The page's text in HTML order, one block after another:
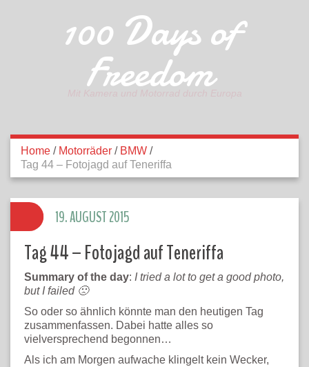
100 Days of
Freedom
Home / Motorräder / BMW /
Tag 44 – Fotojagd auf Teneriffa
Tag 44 – Fotojagd auf Teneriffa
Summary of the day: I tried a lot to get a good photo,
but I failed 🙁
So oder so ähnlich könnte man den heutigen Tag
zusammenfassen. Dabei hatte alles so
vielversprechend begonnen…
Als ich am Morgen aufwache klingelt kein Wecker,
19. AUGUST 2015